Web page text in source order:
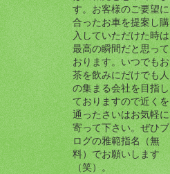
す。お客様のご要望に
合ったお車を提案し購
入していただけた時は
最高の瞬間だと思って
おります。いつでもお
茶を飲みにだけでも人
の集まる会社を目指し
ておりますので近くを
通ったさいはお気軽に
寄って下さい。ぜひブ
ログの雅範指名（無
料）でお願いします
（笑）。